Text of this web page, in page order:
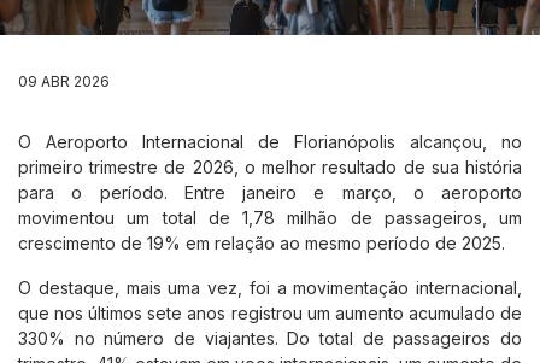
Macaé Airport
Natal Airport
VOOS E INFORMAÇÕES
Painel de voo
Cias aéreas
Como chegar
Estacionamento
09 ABR 2026
O Aeroporto Internacional de Florianópolis alcançou, no
primeiro trimestre de 2026, o melhor resultado de sua história
para o período. Entre janeiro e março, o aeroporto
movimentou um total de 1,78 milhão de passageiros, um
crescimento de 19% em relação ao mesmo período de 2025.
O destaque, mais uma vez, foi a movimentação internacional,
que nos últimos sete anos registrou um aumento acumulado de
330% no número de viajantes. Do total de passageiros do